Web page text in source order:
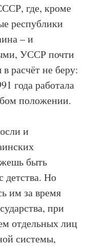
где, кроме
республики
– и
УССР почти
расчёт не беру:
года работала
положении.
и
быть
детства. Но
им за время
при
отдельных лиц
системы,